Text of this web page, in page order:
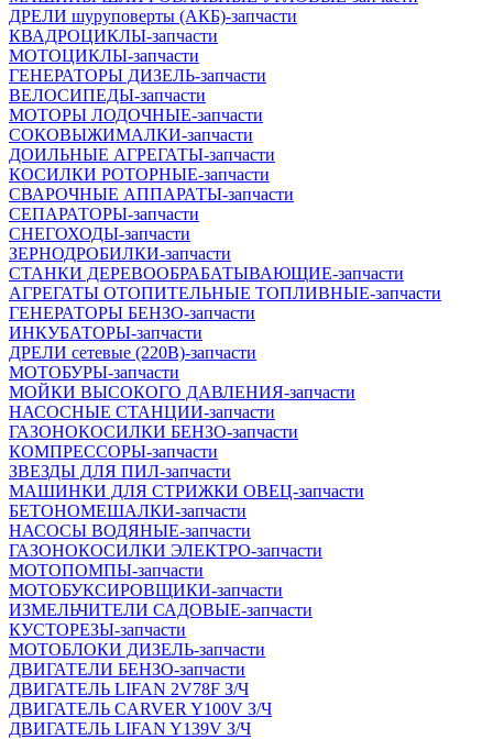
ДРЕЛИ шуруповерты (АКБ)-запчасти
КВАДРОЦИКЛЫ-запчасти
МОТОЦИКЛЫ-запчасти
ГЕНЕРАТОРЫ ДИЗЕЛЬ-запчасти
ВЕЛОСИПЕДЫ-запчасти
МОТОРЫ ЛОДОЧНЫЕ-запчасти
СОКОВЫЖИМАЛКИ-запчасти
ДОИЛЬНЫЕ АГРЕГАТЫ-запчасти
КОСИЛКИ РОТОРНЫЕ-запчасти
СВАРОЧНЫЕ АППАРАТЫ-запчасти
СЕПАРАТОРЫ-запчасти
СНЕГОХОДЫ-запчасти
ЗЕРНОДРОБИЛКИ-запчасти
СТАНКИ ДЕРЕВООБРАБАТЫВАЮЩИЕ-запчасти
АГРЕГАТЫ ОТОПИТЕЛЬНЫЕ ТОПЛИВНЫЕ-запчасти
ГЕНЕРАТОРЫ БЕНЗО-запчасти
ИНКУБАТОРЫ-запчасти
ДРЕЛИ сетевые (220В)-запчасти
МОТОБУРЫ-запчасти
МОЙКИ ВЫСОКОГО ДАВЛЕНИЯ-запчасти
НАСОСНЫЕ СТАНЦИИ-запчасти
ГАЗОНОКОСИЛКИ БЕНЗО-запчасти
КОМПРЕССОРЫ-запчасти
ЗВЕЗДЫ ДЛЯ ПИЛ-запчасти
МАШИНКИ ДЛЯ СТРИЖКИ ОВЕЦ-запчасти
БЕТОНОМЕШАЛКИ-запчасти
НАСОСЫ ВОДЯНЫЕ-запчасти
ГАЗОНОКОСИЛКИ ЭЛЕКТРО-запчасти
МОТОПОМПЫ-запчасти
МОТОБУКСИРОВЩИКИ-запчасти
ИЗМЕЛЬЧИТЕЛИ САДОВЫЕ-запчасти
КУСТОРЕЗЫ-запчасти
МОТОБЛОКИ ДИЗЕЛЬ-запчасти
ДВИГАТЕЛИ БЕНЗО-запчасти
ДВИГАТЕЛЬ LIFAN 2V78F З/Ч
ДВИГАТЕЛЬ CARVER Y100V З/Ч
ДВИГАТЕЛЬ LIFAN Y139V З/Ч